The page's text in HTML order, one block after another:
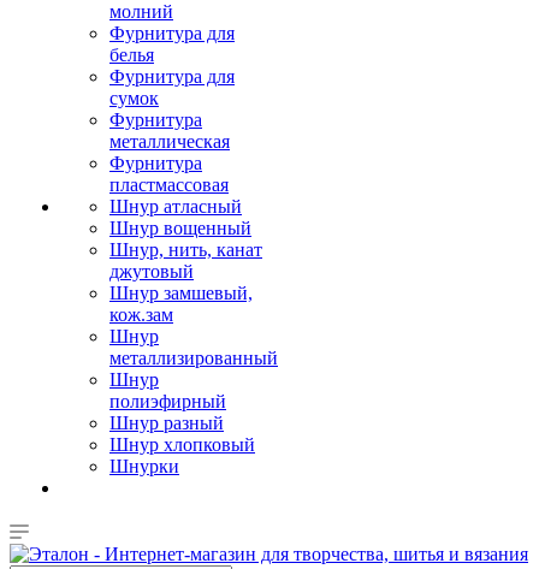
молний
Фурнитура для
белья
Фурнитура для
сумок
Фурнитура
металлическая
Фурнитура
пластмассовая
Шнур атласный
Шнур вощенный
Шнур, нить, канат
джутовый
Шнур замшевый,
кож.зам
Шнур
металлизированный
Шнур
полиэфирный
Шнур разный
Шнур хлопковый
Шнурки